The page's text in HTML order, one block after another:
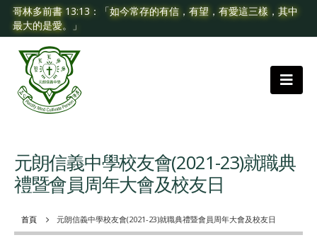
哥林多前書 13:13：「如今常存的有信，有望，有愛這三樣，其中
最大的是愛。」
首頁 元朗信義中學校友會(2021-23)就職典禮暨會員周年大會及校友日
元朗信義中學校友會(2021-23)就職典
禮暨會員周年大會及校友日